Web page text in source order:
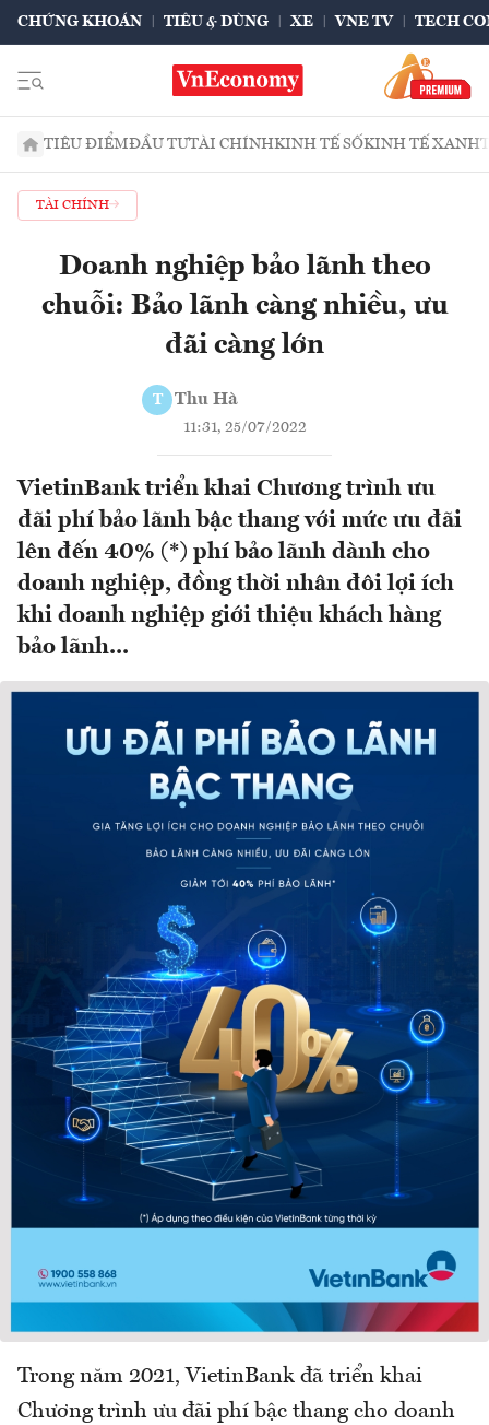
CHỨNG KHOÁN TIÊU & DÙNG XE VNE TV TECH
TIÊU ĐIỂMĐẦU TƯTÀI CHÍNHKINH TẾ SỐKINH TẾ XANH
TÀI CHÍNH
Doanh nghiệp bảo lãnh theo
chuỗi: Bảo lãnh càng nhiều, ưu
đãi càng lớn
T Thu Hà
11:31, 25/07/2022
VietinBank triển khai Chương trình ưu
đãi phí bảo lãnh bậc thang với mức ưu đãi
lên đến 40% (*) phí bảo lãnh dành cho
doanh nghiệp, đồng thời nhân đôi lợi ích
khi doanh nghiệp giới thiệu khách hàng
bảo lãnh...
Trong năm 2021, VietinBank đã triển khai
Chương trình ưu đãi phí bậc thang cho doanh